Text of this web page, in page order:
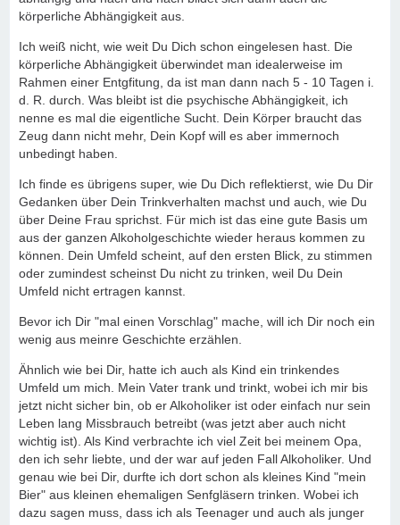
körperliche Abhängigkeit aus.
Ich weiß nicht, wie weit Du Dich schon eingelesen hast. Die
körperliche Abhängigkeit überwindet man idealerweise im
Rahmen einer Entgfitung, da ist man dann nach 5 - 10 Tagen i.
d. R. durch. Was bleibt ist die psychische Abhängigkeit, ich
nenne es mal die eigentliche Sucht. Dein Körper braucht das
Zeug dann nicht mehr, Dein Kopf will es aber immernoch
unbedingt haben.
Ich finde es übrigens super, wie Du Dich reflektierst, wie Du Dir
Gedanken über Dein Trinkverhalten machst und auch, wie Du
über Deine Frau sprichst. Für mich ist das eine gute Basis um
aus der ganzen Alkoholgeschichte wieder heraus kommen zu
können. Dein Umfeld scheint, auf den ersten Blick, zu stimmen
oder zumindest scheinst Du nicht zu trinken, weil Du Dein
Umfeld nicht ertragen kannst.
Bevor ich Dir "mal einen Vorschlag" mache, will ich Dir noch ein
wenig aus meinre Geschichte erzählen.
Ähnlich wie bei Dir, hatte ich auch als Kind ein trinkendes
Umfeld um mich. Mein Vater trank und trinkt, wobei ich mir bis
jetzt nicht sicher bin, ob er Alkoholiker ist oder einfach nur sein
Leben lang Missbrauch betreibt (was jetzt aber auch nicht
wichtig ist). Als Kind verbrachte ich viel Zeit bei meinem Opa,
den ich sehr liebte, und der war auf jeden Fall Alkoholiker. Und
genau wie bei Dir, durfte ich dort schon als kleines Kind "mein
Bier" aus kleinen ehemaligen Senfgläsern trinken. Wobei ich
dazu sagen muss, dass ich als Teenager und auch als junger